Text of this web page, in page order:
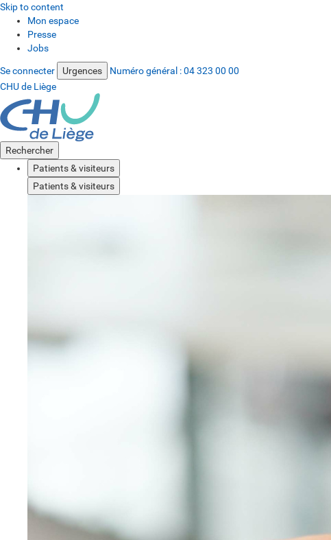
Skip to content
Mon espace
Presse
Jobs
Se connecter Urgences Numéro général :04 323 00 00
CHU de Liège
Rechercher
Patients & visiteurs
Patients & visiteurs